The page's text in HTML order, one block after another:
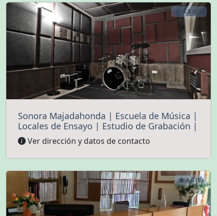
4.8 (67)
Sonora Majadahonda | Escuela de Música |
Locales de Ensayo | Estudio de Grabación |
Ver dirección y datos de contacto
4.6 (8)